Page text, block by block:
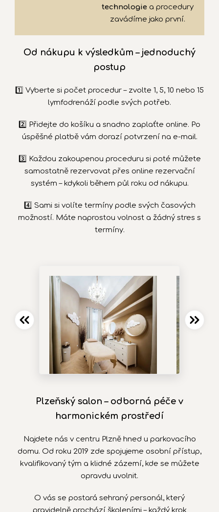
technologie a procedury
zavádíme jako první.
Od nákupu k výsledkům – jednoduchý
postup
1️⃣ Vyberte si počet procedur – zvolte 1, 5, 10 nebo 15
lymfodrenáží podle svých potřeb.
2️⃣ Přidejte do košíku a snadno zaplaťte online. Po
úspěšné platbě vám dorazí potvrzení na e-mail.
3️⃣ Každou zakoupenou proceduru si poté můžete
samostatně rezervovat přes online rezervační
systém – kdykoli během půl roku od nákupu.
4️⃣ Sami si volíte termíny podle svých časových
možností. Máte naprostou volnost a žádný stres s
termíny.
Plzeňský salon – odborná péče v
harmonickém prostředí
Najdete nás v centru Plzně hned u parkovacího
domu. Od roku 2019 zde spojujeme osobní přístup,
kvalifikovaný tým a klidné zázemí, kde se můžete
opravdu uvolnit.
O vás se postará sehraný personál, který